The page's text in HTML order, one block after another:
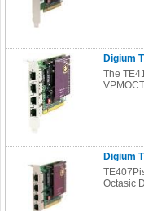
Digium
The
Digium
Octasic